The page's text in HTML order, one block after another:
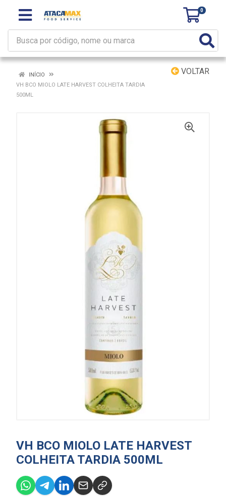
0
VOLTAR
INÍCIO
VH BCO MIOLO LATE HARVEST COLHEITA TARDIA
500ML
VH BCO MIOLO LATE HARVEST
COLHEITA TARDIA 500ML